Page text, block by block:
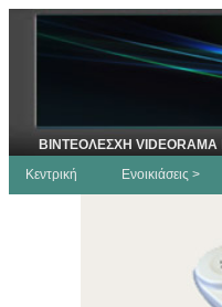
ΒΙΝΤΕΟΛΕΣΧΗ VIDEORAMA
Κεντρική
Ενοικιάσεις >